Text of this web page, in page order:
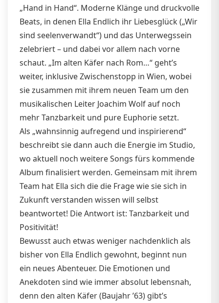
„Hand in Hand“. Moderne Klänge und druckvolle
Beats, in denen Ella Endlich ihr Liebesglück („Wir
sind seelenverwandt“) und das Unterwegssein
zelebriert – und dabei vor allem nach vorne
schaut. „Im alten Käfer nach Rom…“ geht’s
weiter, inklusive Zwischenstopp in Wien, wobei
sie zusammen mit ihrem neuen Team um den
musikalischen Leiter Joachim Wolf auf noch
mehr Tanzbarkeit und pure Euphorie setzt.
Als „wahnsinnig aufregend und inspirierend“
beschreibt sie dann auch die Energie im Studio,
wo aktuell noch weitere Songs fürs kommende
Album finalisiert werden. Gemeinsam mit ihrem
Team hat Ella sich die die Frage wie sie sich in
Zukunft verstanden wissen will selbst
beantwortet! Die Antwort ist: Tanzbarkeit und
Positivität!
Bewusst auch etwas weniger nachdenklich als
bisher von Ella Endlich gewohnt, beginnt nun
ein neues Abenteuer. Die Emotionen und
Anekdoten sind wie immer absolut lebensnah,
denn den alten Käfer (Baujahr ’63) gibt’s